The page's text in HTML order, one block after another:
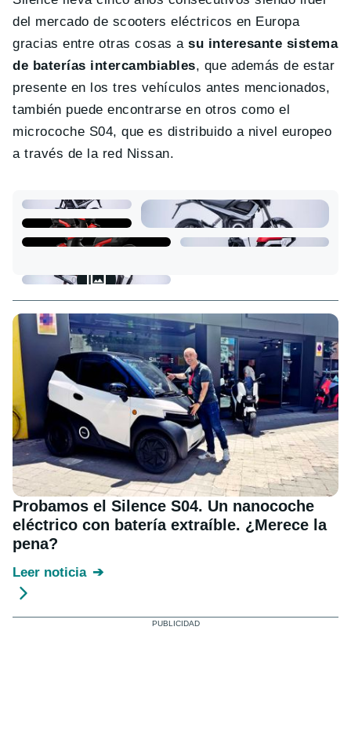
del mercado de scooters eléctricos en Europa
gracias entre otras cosas asu interesante sistema
de baterías intercambiables, que además de estar
presente en los tres vehículos antes mencionados,
también puede encontrarse en otros como el
microcoche S04, que es distribuido a nivel europeo
a través de la red Nissan.
Probamos el Silence S04. Un nanocoche
eléctrico con batería extraíble. ¿Merece la
pena?
Leer noticia